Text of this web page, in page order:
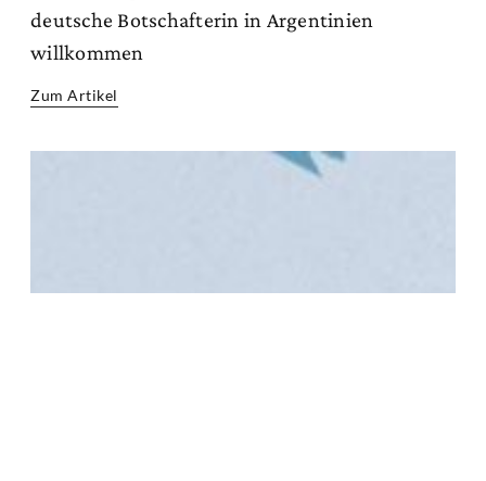
deutsche Botschafterin in Argentinien
willkommen
Zum Artikel